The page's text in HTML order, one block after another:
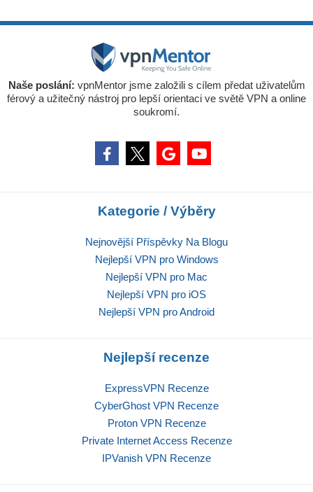
Naše poslání: vpnMentor jsme založili s cílem předat uživatelům
férový a užitečný nástroj pro lepší orientaci ve světě VPN a online
soukromí.
Kategorie / Výběry
Nejnovější Příspěvky Na Blogu
Nejlepší VPN pro Windows
Nejlepší VPN pro Mac
Nejlepší VPN pro iOS
Nejlepší VPN pro Android
Nejlepší recenze
ExpressVPN Recenze
CyberGhost VPN Recenze
Proton VPN Recenze
Private Internet Access Recenze
IPVanish VPN Recenze